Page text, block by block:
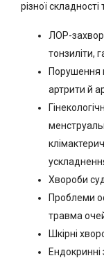
різної
ЛОР-
тонзиліти,
Порушення
артрити й
Хвороби
Проблеми
травма
Шкірні